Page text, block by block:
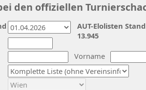
den offiziellen
Vorname
AUT-Elolisten
13.945